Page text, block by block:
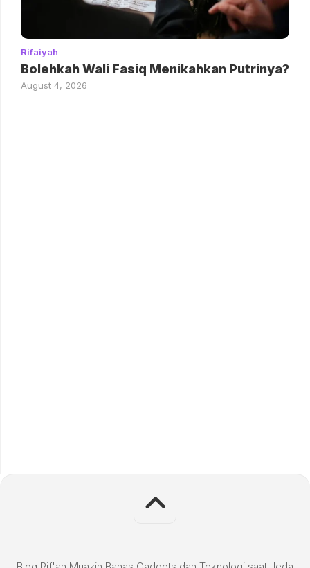
Rifaiyah
Bolehkah Wali Fasiq Menikahkan Putrinya?
August 4, 2026